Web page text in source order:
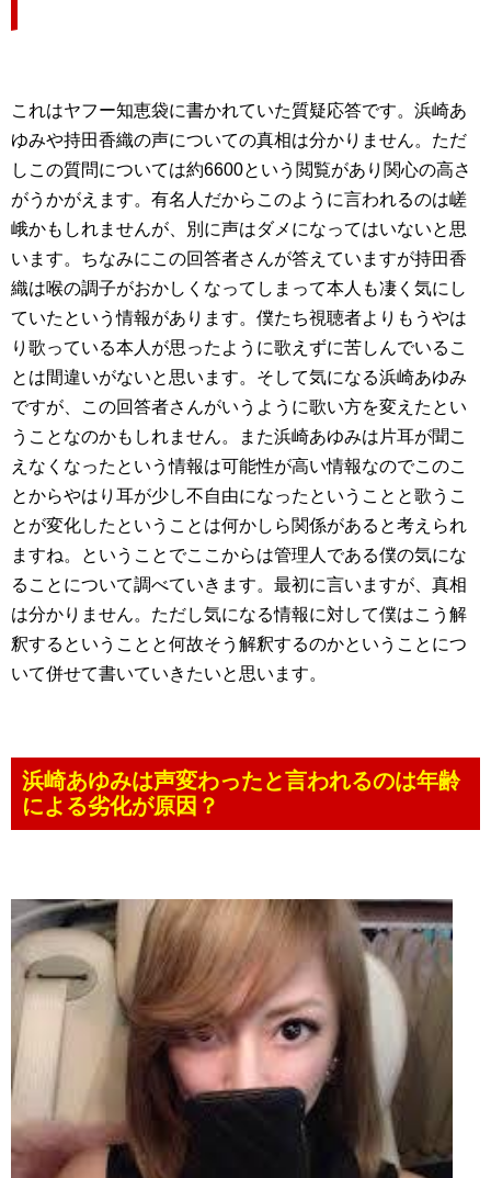
これはヤフー知恵袋に書かれていた質疑応答です。浜崎あ
ゆみや持田香織の声についての真相は分かりません。ただ
しこの質問については約6600という閲覧があり関心の高さ
がうかがえます。有名人だからこのように言われるのは嵯
峨かもしれませんが、別に声はダメになってはいないと思
います。ちなみにこの回答者さんが答えていますが持田香
織は喉の調子がおかしくなってしまって本人も凄く気にし
ていたという情報があります。僕たち視聴者よりもうやは
り歌っている本人が思ったように歌えずに苦しんでいるこ
とは間違いがないと思います。そして気になる浜崎あゆみ
ですが、この回答者さんがいうように歌い方を変えたとい
うことなのかもしれません。また浜崎あゆみは片耳が聞こ
えなくなったという情報は可能性が高い情報なのでこのこ
とからやはり耳が少し不自由になったということと歌うこ
とが変化したということは何かしら関係があると考えられ
ますね。ということでここからは管理人である僕の気にな
ることについて調べていきます。最初に言いますが、真相
は分かりません。ただし気になる情報に対して僕はこう解
釈するということと何故そう解釈するのかということにつ
いて併せて書いていきたいと思います。
浜崎あゆみは声変わったと言われるのは年齢
による劣化が原因？